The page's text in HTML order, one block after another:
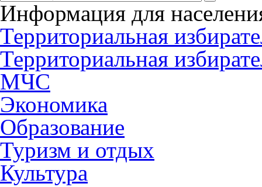
Информация для
Территориальная
Территориальная
МЧС
Экономика
Образование
Туризм и отдых
Культура